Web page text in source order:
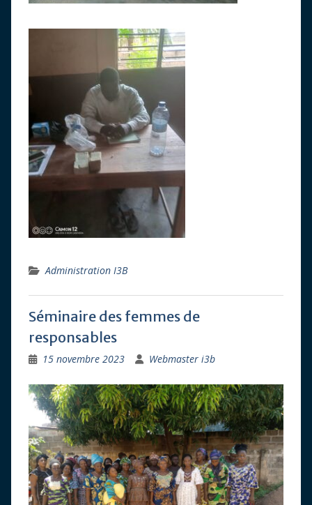
Administration I3B
Séminaire des femmes de
responsables
15 novembre 2023 Webmaster i3b